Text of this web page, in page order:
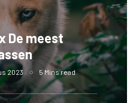
De meest
2023 5 Mins read